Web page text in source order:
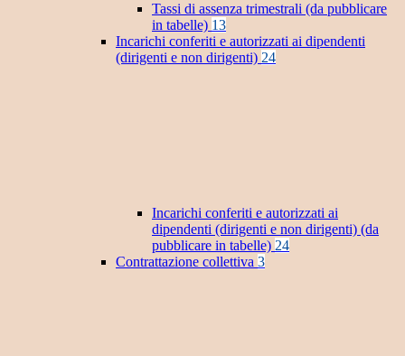
Tassi di assenza trimestrali (da pubblicare
in tabelle) 13
Incarichi conferiti e autorizzati ai dipendenti
(dirigenti e non dirigenti) 24
Incarichi conferiti e autorizzati ai
dipendenti (dirigenti e non dirigenti) (da
pubblicare in tabelle) 24
Contrattazione collettiva 3